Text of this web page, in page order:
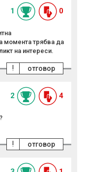
1 0
момента трябва да
на интереси.
отговор
!
2 4
отговор
!